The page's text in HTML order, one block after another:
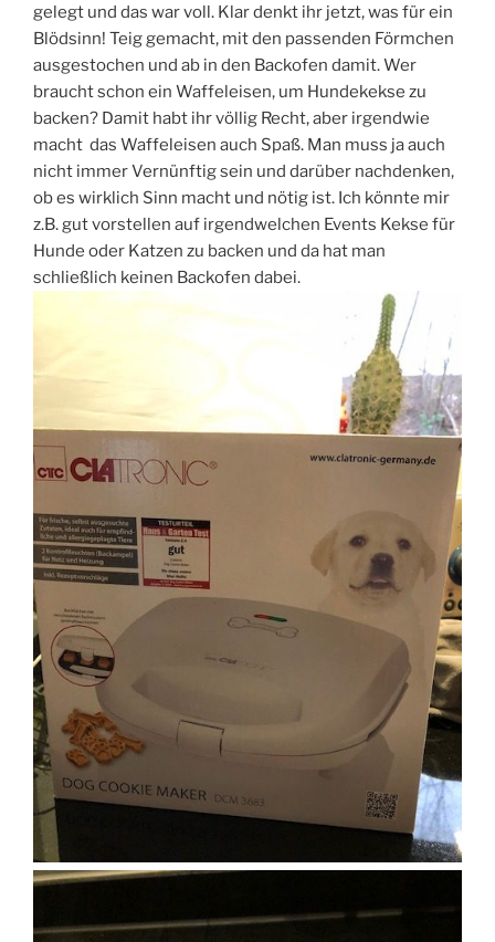
gelegt und das war voll. Klar denkt ihr jetzt, was für ein
Blödsinn! Teig gemacht, mit den passenden Förmchen
ausgestochen und ab in den Backofen damit. Wer
braucht schon ein Waffeleisen, um Hundekekse zu
backen? Damit habt ihr völlig Recht, aber irgendwie
macht das Waffeleisen auch Spaß. Man muss ja auch
nicht immer Vernünftig sein und darüber nachdenken,
ob es wirklich Sinn macht und nötig ist. Ich könnte mir
z.B. gut vorstellen auf irgendwelchen Events Kekse für
Hunde oder Katzen zu backen und da hat man
schließlich keinen Backofen dabei.